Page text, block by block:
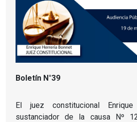
Boletín N°39
El juez constitucional Enrique
sustanciador de la causa Nº